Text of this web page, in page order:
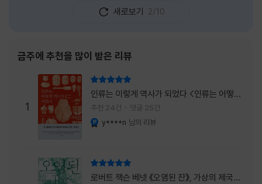
도전하고 미지의 세계로 발을 내딛기란 결코 쉬
운 일이 아니다. 그러나 이 책을 읽다 보면 그 마
내가 진실로 원했던 방향을 향해 움직이고 있을
지도 모른다. 위험은 두려움의 대상이 아니라,
내가 진짜 원하는 삶으로 향하는 문 앞에 늘 함
께 서 있기 때문이다. 이 책은 프랑스의 철학
자이자 정신분석가인 안 뒤푸르망
새로보기 2/10
금주에 추천을 많이 받은 리뷰
1
인류는 이렇게 역사가 되었다 <인류는 어떻게
역사가 되었나>
추천 24건 댓글 25건
y****n 님의 리뷰
로버트 잭슨 베넷 《오염된 잔》, 가상의 제국이